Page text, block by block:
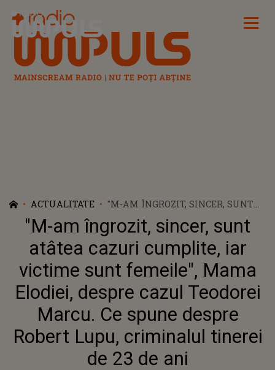
Radio Impuls
ACTUALITATE
"M-AM ÎNGROZIT, SINCER, SUNT
ATÂTEA CAZURI CUMPLITE, IAR
VICTIME SUNT FEMEILE", MAMA
ELODIEI, DESPRE CAZUL TEODOREI
MARCU. CE SPUNE DESPRE
ROBERT LUPU, CRIMINALUL
TINEREI DE 23 DE ANI
"M-am îngrozit, sincer, sunt
atâtea cazuri cumplite, iar
victime sunt femeile", Mama
Elodiei, despre cazul Teodorei
Marcu. Ce spune despre
Robert Lupu, criminalul tinerei
de 23 de ani